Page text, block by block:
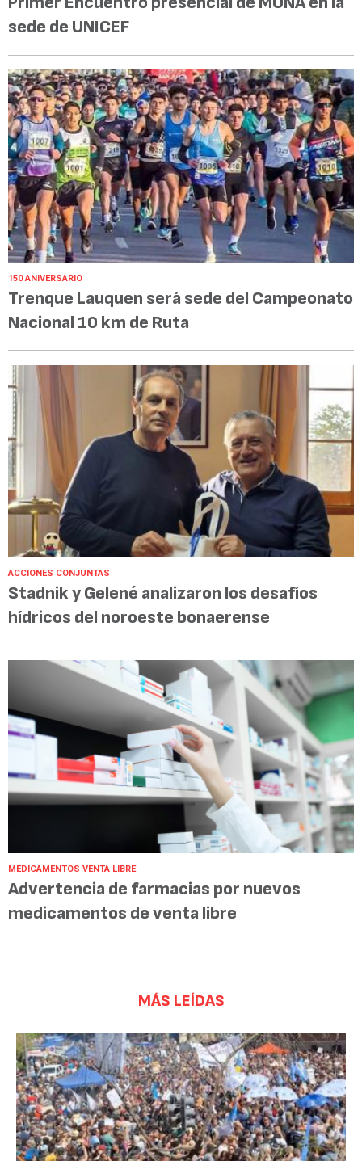
sede de UNICEF
150 ANIVERSARIO
Trenque Lauquen será sede del Campeonato
Nacional 10 km de Ruta
ACCIONES CONJUNTAS
Stadnik y Gelené analizaron los desafíos
hídricos del noroeste bonaerense
MEDICAMENTOS VENTA LIBRE
Advertencia de farmacias por nuevos
medicamentos de venta libre
MÁS LEÍDAS